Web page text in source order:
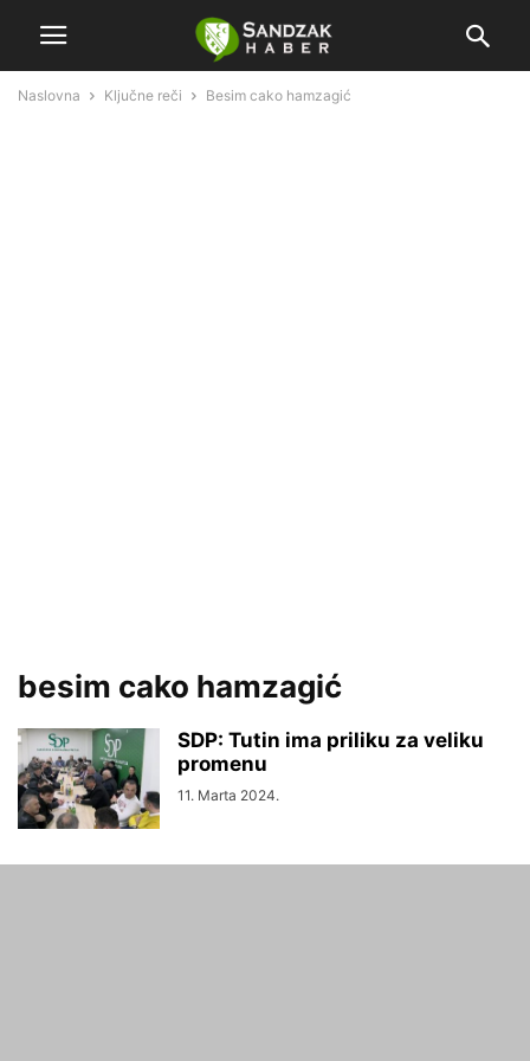
Naslovna Ključne reči Besim cako hamzagić
besim cako hamzagić
SDP: Tutin ima priliku za veliku
promenu
11. Marta 2024.